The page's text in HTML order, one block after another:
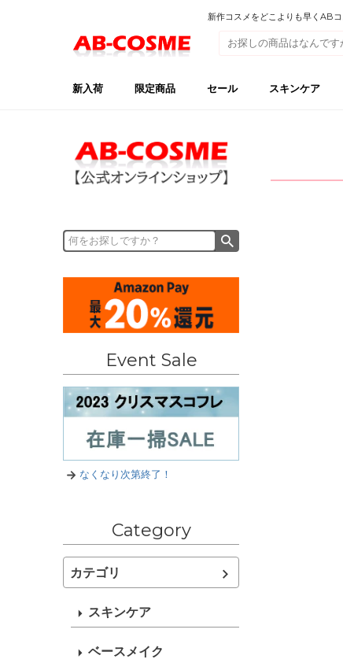
新作コスメをどこよりも早くAB
新入荷 限定商品 セール スキンケア
Event Sale
なくなり次第終了！
Category
カテゴリ
スキンケア
ベースメイク